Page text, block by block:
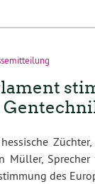
Müller,
des